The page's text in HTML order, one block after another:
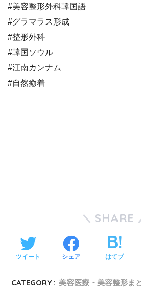
#美容整形外科韓国語
#グラマラス形成
#整形外科
#韓国ソウル
#江南カンナム
#自然癒着
SHARE
ツイート シェア はてブ
CATEGORY : 美容医療・美容整形ま